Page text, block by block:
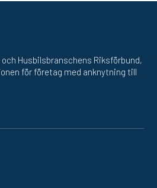
Husbilsbranschens Riksförbund,
för företag med anknytning till